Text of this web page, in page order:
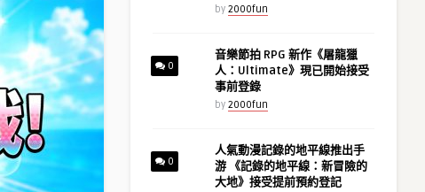
by 2000fun
0
音樂節拍 RPG 新作《屠龍獵
人：Ultimate》現已開始接受
事前登錄
by 2000fun
0
人氣動漫記錄的地平線推出手
游 《記錄的地平線：新冒險的
大地》接受提前預約登記